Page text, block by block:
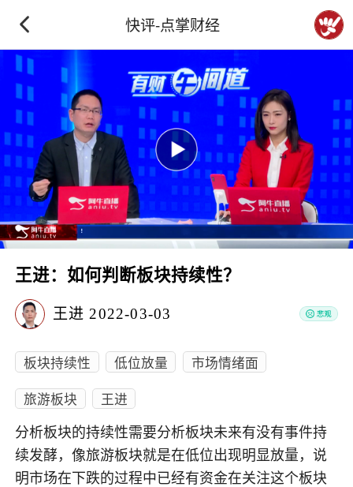
快评-点掌财经
王进：如何判断板块持续性？
王进 2022-03-03
板块持续性 低位放量
市场情绪面
旅游板块
王进
分析板块的持续性需要分析板块未来有没有事件持
续发酵，像旅游板块就是在低位出现明显放量，说
明市场在下跌的过程中已经有资金在关注这个板块